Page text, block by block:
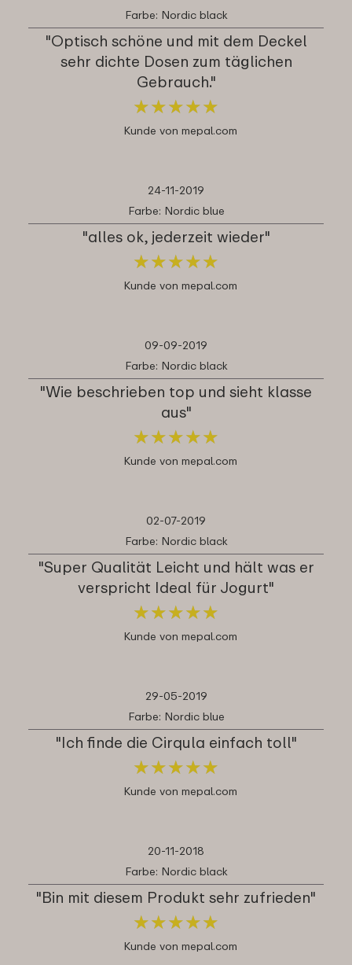
Farbe: Nordic black
"Optisch schöne und mit dem Deckel
sehr dichte Dosen zum täglichen
Gebrauch."
★★★★★
★★★★★
Kunde von mepal.com
24-11-2019
Farbe: Nordic blue
"alles ok, jederzeit wieder"
★★★★★
★★★★★
Kunde von mepal.com
09-09-2019
Farbe: Nordic black
"Wie beschrieben top und sieht klasse
aus"
★★★★★
★★★★★
Kunde von mepal.com
02-07-2019
Farbe: Nordic black
"Super Qualität Leicht und hält was er
verspricht Ideal für Jogurt"
★★★★★
★★★★★
Kunde von mepal.com
29-05-2019
Farbe: Nordic blue
"Ich finde die Cirqula einfach toll"
★★★★★
★★★★★
Kunde von mepal.com
20-11-2018
Farbe: Nordic black
"Bin mit diesem Produkt sehr zufrieden"
★★★★★
★★★★★
Kunde von mepal.com